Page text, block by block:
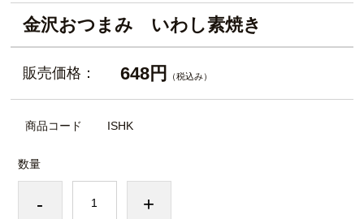
金沢おつまみ いわし素焼き
販売価格： 648円 （税込み）
商品コード ISHK
数量
- +